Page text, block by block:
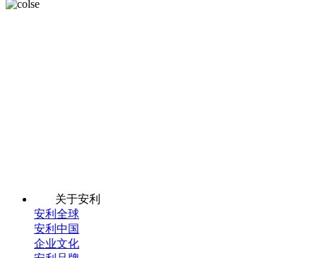
关于安利
安利全球
安利中国
企业文化